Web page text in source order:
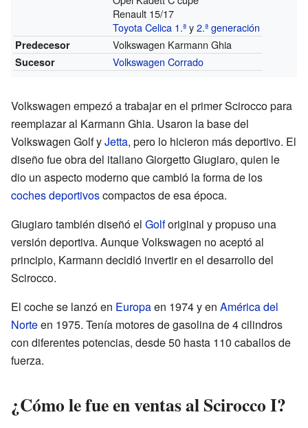
Renault 15/17
Toyota Celica 1.ªy2.ª generación
Predecesor Volkswagen Karmann Ghia
Sucesor Volkswagen Corrado
Volkswagen empezó a trabajar en el primer Scirocco para
reemplazar al Karmann Ghia. Usaron la base del
Volkswagen Golf yJetta, pero lo hicieron más deportivo. El
diseño fue obra del italiano Giorgetto Giugiaro, quien le
dio un aspecto moderno que cambió la forma de los
coches deportivoscompactos de esa época.
Giugiaro también diseñó el Golforiginal y propuso una
versión deportiva. Aunque Volkswagen no aceptó al
principio, Karmann decidió invertir en el desarrollo del
Scirocco.
El coche se lanzó en Europaen 1974 y en América del
Norteen 1975. Tenía motores de gasolina de 4 cilindros
con diferentes potencias, desde 50 hasta 110 caballos de
fuerza.
¿Cómo le fue en ventas al Scirocco I?